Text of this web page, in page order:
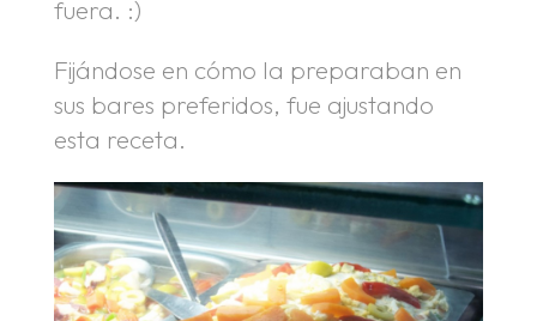
fuera. :)
Fijándose en cómo la preparaban en
sus bares preferidos, fue ajustando
esta receta.